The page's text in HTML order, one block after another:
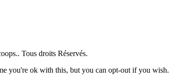
Tous droits Réservés.
you're ok with this, but you can opt-out if you wish.